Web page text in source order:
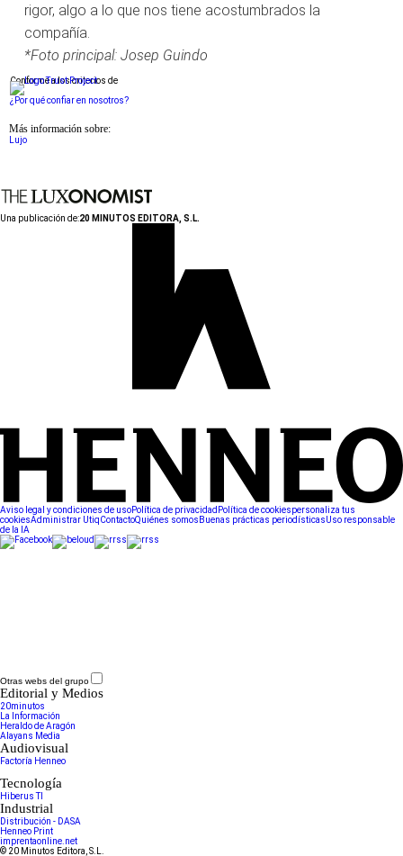
rigor, algo a lo que nos tiene acostumbrados la
compañía.
*Foto principal: Josep Guindo
Conforme a los criterios de
¿Por qué confiar en nosotros?
Más información sobre:
Lujo
Una publicación de:20 MINUTOS EDITORA, S.L.
Aviso legal y condiciones de usoPolítica de privacidad Política de cookiespersonaliza tus
cookiesAdministrar UtiqContactoQuiénes somos Buenas prácticas periodísticasUso responsable
de la IA
Otras webs del grupo
Editorial y Medios
20minutos
La Información
Heraldo de Aragón
Alayans Media
Audiovisual
Factoría Henneo
Tecnología
Hiberus TI
Industrial
Distribución - DASA
Henneo Print
imprentaonline.net
© 20 Minutos Editora, S.L.